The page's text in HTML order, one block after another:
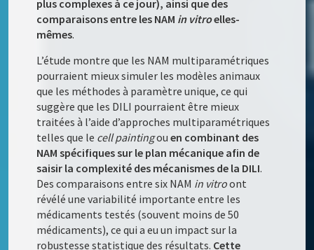
plus complexes à ce jour), ainsi que des
comparaisons entre les NAM in vitroelles-
mêmes.
L’étude montre que les NAM multiparamétriques
pourraient mieux simuler les modèles animaux
que les méthodes à paramètre unique, ce qui
suggère que les DILI pourraient être mieux
traitées à l’aide d’approches multiparamétriques
telles que le cell paintingouen combinant des
NAM spécifiques sur le plan mécanique afin de
saisir la complexité des mécanismes de la DILI.
Des comparaisons entre six NAM in vitroont
révélé une variabilité importante entre les
médicaments testés (souvent moins de 50
médicaments), ce qui a eu un impact sur la
robustesse statistique des résultats. Cette